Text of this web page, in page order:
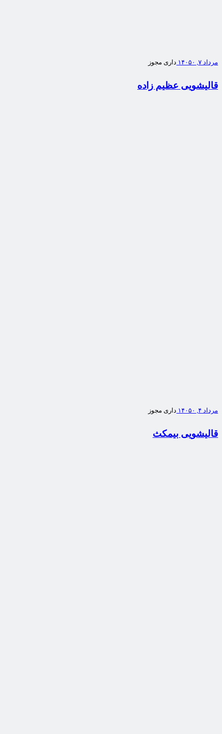
مرداد ۷, ۱۴۰۵ ۰ داری مجوز
قالیشویی عظیم زاده
مرداد ۴, ۱۴۰۵ ۰ داری مجوز
قالیشویی بیمکث